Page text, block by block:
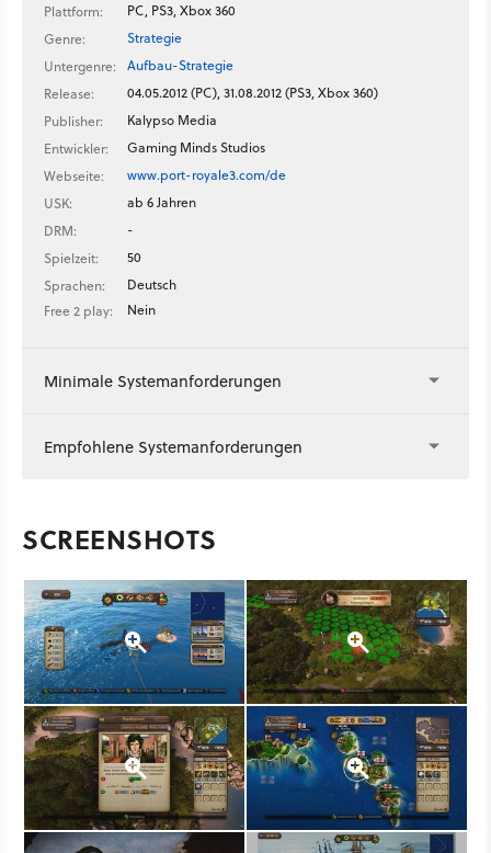
Plattform:
PC, PS3, Xbox 360
Genre:
Strategie
Untergenre:
Aufbau-Strategie
Release:
04.05.2012 (PC), 31.08.2012 (PS3, Xbox 360)
Publisher:
Kalypso Media
Entwickler:
Gaming Minds Studios
Webseite:
www.port-royale3.com/de
USK:
ab 6 Jahren
DRM:
-
Spielzeit:
50
Sprachen:
Deutsch
Free 2 play:
Nein
Minimale Systemanforderungen
Empfohlene Systemanforderungen
SCREENSHOTS